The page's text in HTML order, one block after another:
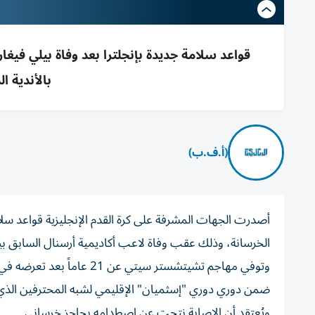
قواعد سلامة جديدة بإنجلترا بعد وفاة بيلي
بالأندية
(أ.ف.ب)
أصدرت الجهات المشرفة على كرة القدم الإنجليزية قواعد
الخرسانة، وذلك عقب وفاة لاعب أكاديمية أرسنال السابق
ضمن دوري دوري "إسثميان" الإقليمي لشبه المحترفين